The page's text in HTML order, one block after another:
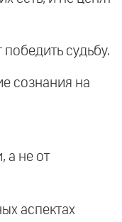
победить судьбу.
сознания на
а не от
аспектах